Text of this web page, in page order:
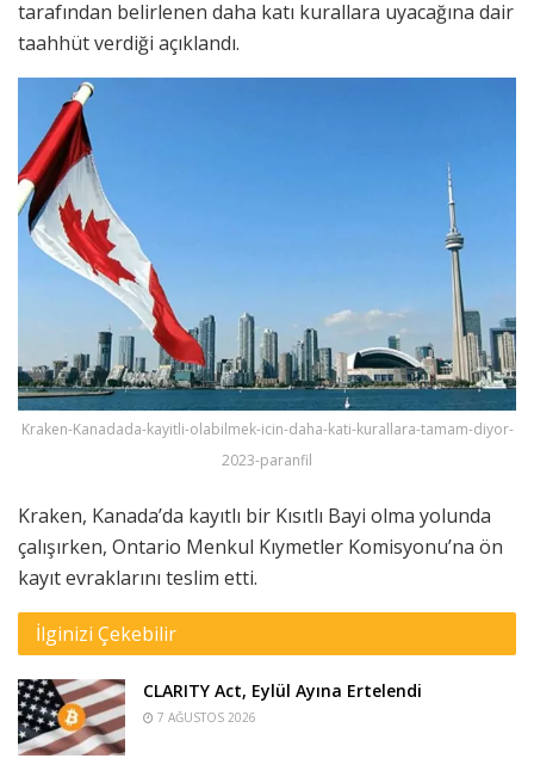
tarafından belirlenen daha katı kurallara uyacağına dair
taahhüt verdiği açıklandı.
Kraken-Kanadada-kayitli-olabilmek-icin-daha-kati-kurallara-tamam-diyor-
2023-paranfil
Kraken, Kanada’da kayıtlı bir Kısıtlı Bayi olma yolunda
çalışırken, Ontario Menkul Kıymetler Komisyonu’na ön
kayıt evraklarını teslim etti.
İlginizi Çekebilir
CLARITY Act, Eylül Ayına Ertelendi
7 AĞUSTOS 2026